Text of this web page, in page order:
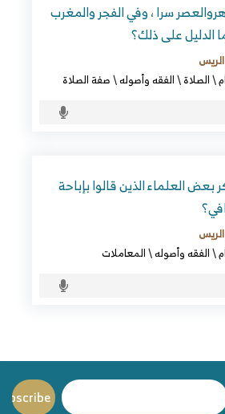
سرا ، وفي الفجر والمغرب
الدليل على ذلك؟
\الصلاة\الفقه وأصوله\صفة الصلاة
العلماء الذين قالوا بإباحة
\الفقه وأصوله\المعاملات